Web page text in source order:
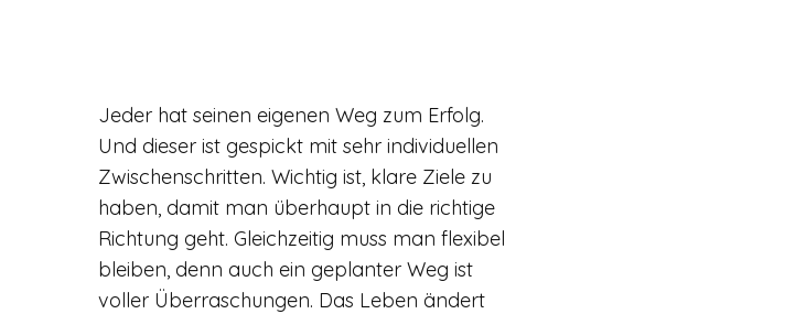
Jeder hat seinen eigenen Weg zum Erfolg.
Und dieser ist gespickt mit sehr individuellen
Zwischenschritten. Wichtig ist, klare Ziele zu
haben, damit man überhaupt in die richtige
Richtung geht. Gleichzeitig muss man flexibel
bleiben, denn auch ein geplanter Weg ist
voller Überraschungen. Das Leben ändert